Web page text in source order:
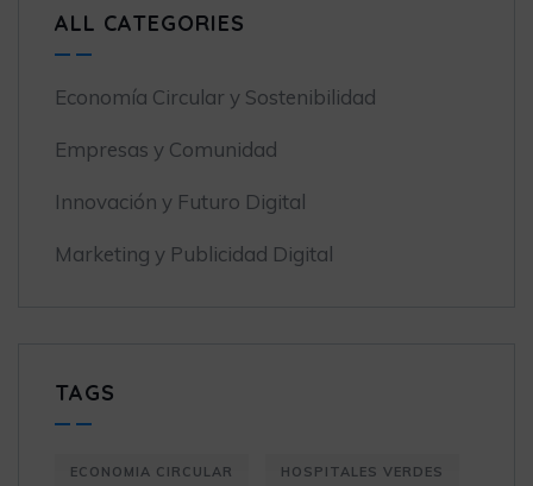
ALL CATEGORIES
Economía Circular y Sostenibilidad
Empresas y Comunidad
Innovación y Futuro Digital
Marketing y Publicidad Digital
TAGS
ECONOMIA CIRCULAR HOSPITALES VERDES